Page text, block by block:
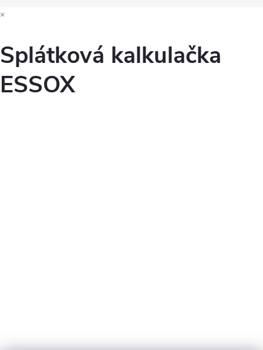
×
Splátková kalkulačka
ESSOX